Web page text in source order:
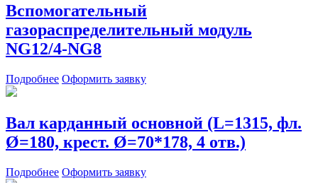
Вспомогательный
газораспределительный модуль
NG12/4-NG8
Подробнее Оформить заявку
Вал карданный основной (L=1315, фл.
Ø=180, крест. Ø=70*178, 4 отв.)
Подробнее Оформить заявку